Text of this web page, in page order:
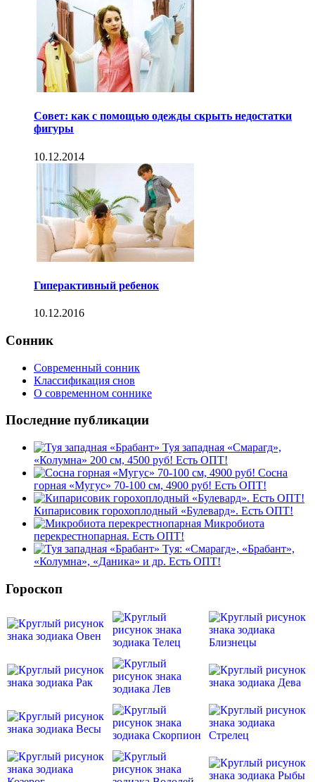
Совет: как с помощью одежды скрыть недостатки
фигуры
10.12.2014
Гиперактивный ребенок
10.12.2016
Сонник
Современный сонник
Классификация снов
О современном соннике
Последние публикации
Туя западная «Смарагд»,
«Колумна» 200 см, 4500 руб! Есть ОПТ!
Сосна
горная «Мугус» 70-100 см, 4900 руб! Есть ОПТ!
Кипарисовик горохоплодный «Булевард». Есть ОПТ!
Микробиота
перекрестнопарная. Есть ОПТ!
Туя: «Смарагд», «Брабант»,
«Колумна», «Даника» и др. Есть ОПТ!
Гороскоп